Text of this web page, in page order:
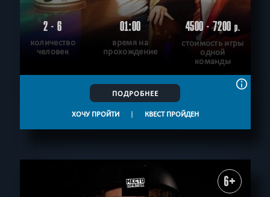
2 - 6
количество
человек
01:00
время на
прохождение
4500 - 7200р.
стоимость игры
одной
команды
ПОДРОБНЕЕ
ХОЧУ ПРОЙТИ | КВЕСТ ПРОЙДЕН
6+